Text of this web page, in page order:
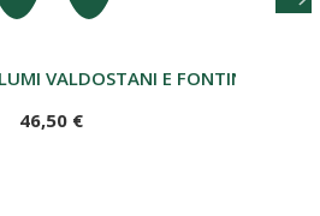
VALDOSTANI E FONTINA DOP
46,50 €